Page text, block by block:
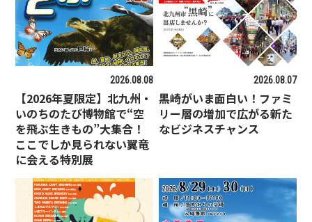
2026.08.08
【2026年夏限定】北九州・
いのちのたび博物館で“空
を飛ぶ生きもの”大集合！
ここでしか見られない翼竜
に会える特別展
2026.08.07
黒崎がいま面白い！ファミ
リー層の増加で広がる新た
なビジネスチャンス